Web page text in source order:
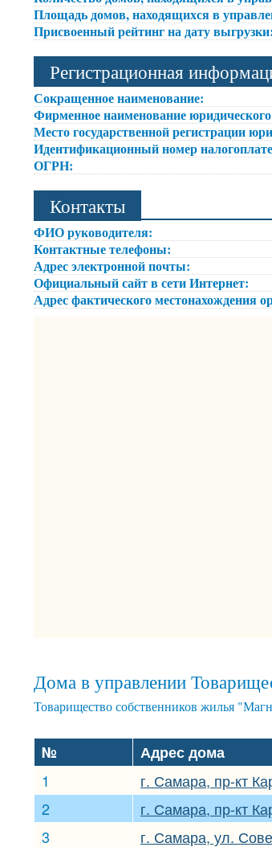
Площадь домов, находящихся в
Присвоенный рейтинг на дату выгрузки:
Регистрационная
Сокращенное наименование:
Фирменное наименование юридического
Место государственной регистрации
Идентификационный номер
ОГРН:
Контакты
ФИО руководителя:
Контактные телефоны:
Адрес электронной почты:
Официальный сайт в сети Интернет:
Адрес фактического местонахождения
Дома в управлении
Товарищество собственников жилья
№
Адрес дома
1
г. Самара, пр-кт
2
г. Самара, пр-кт
3
г. Самара, ул.